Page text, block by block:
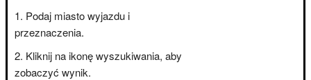
Podaj miasto wyjazdu i
przeznaczenia.
Kliknij na ikonę wyszukiwania, aby
zobaczyć wynik.